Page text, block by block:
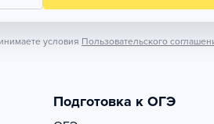
условия Пользовательского
Подготовка к ОГЭ